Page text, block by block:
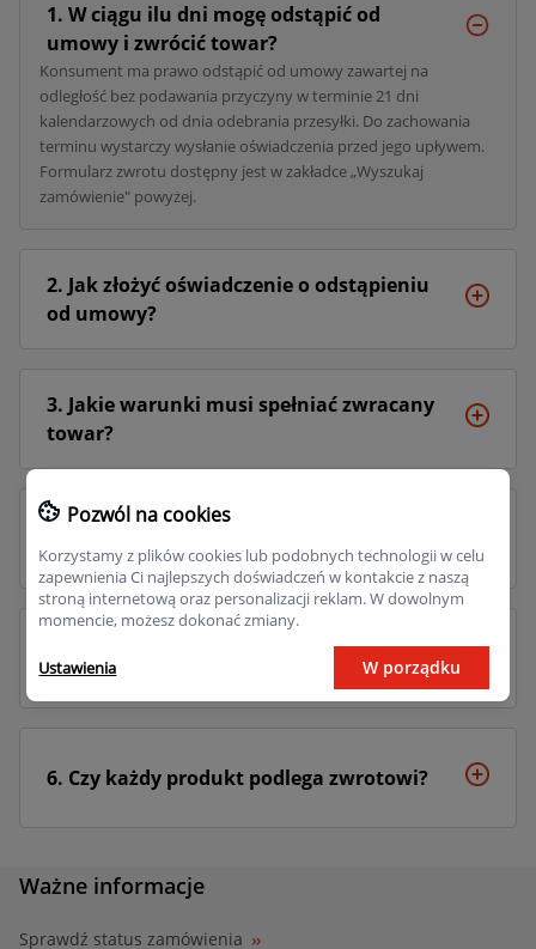
1. W ciągu ilu dni mogę odstąpić od
umowy i zwrócić towar?
Konsument ma prawo odstąpić od umowy zawartej na
odległość bez podawania przyczyny w terminie 21 dni
kalendarzowych od dnia odebrania przesyłki. Do zachowania
terminu wystarczy wysłanie oświadczenia przed jego upływem.
Formularz zwrotu dostępny jest w zakładce „Wyszukaj
zamówienie" powyżej.
2. Jak złożyć oświadczenie o odstąpieniu
od umowy?
3. Jakie warunki musi spełniać zwracany
towar?
5. Kiedy i w jaki sposób otrzymam zwrot
pieniędzy?
6. Czy każdy produkt podlega zwrotowi?
Ważne informacje
Sprawdź status zamówienia
Pozwól na cookies
Korzystamy z plików cookies lub podobnych technologii w celu
zapewnienia Ci najlepszych doświadczeń w kontakcie z naszą
stroną internetową oraz personalizacji reklam. W dowolnym
momencie, możesz dokonać zmiany.
Ustawienia W porządku